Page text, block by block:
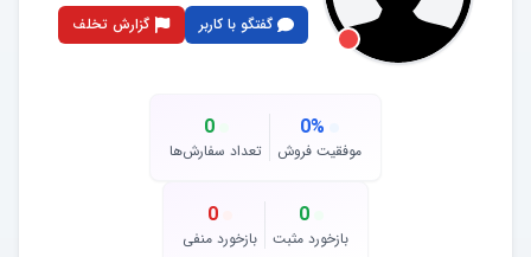
گفتگو با کاربر گزارش تخلف
0%
موفقیت فروش
0
تعداد سفارش‌ها
0
بازخورد مثبت
0
بازخورد منفی